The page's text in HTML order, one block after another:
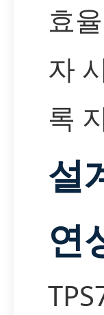
효
자
록
설
연